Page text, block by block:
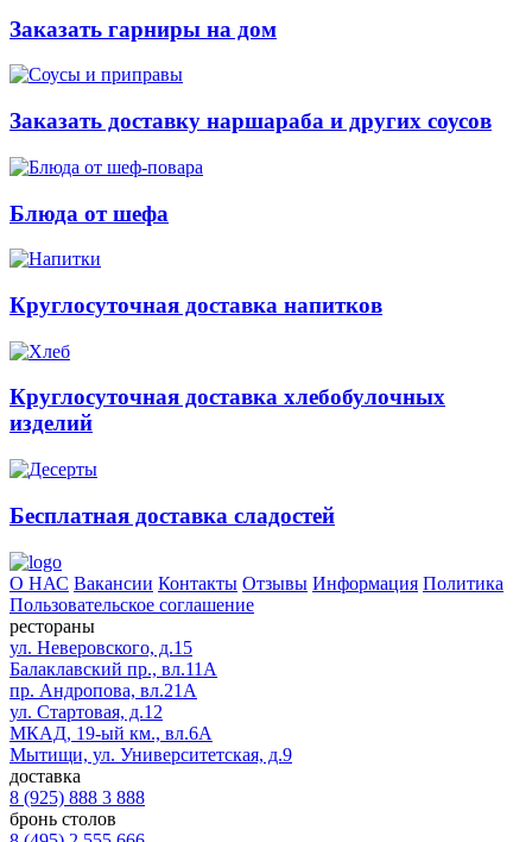
Заказать гарниры на дом
Заказать доставку наршараба и других соусов
Блюда от шефа
Круглосуточная доставка напитков
Круглосуточная доставка хлебобулочных
изделий
Бесплатная доставка сладостей
О НАС Вакансии Контакты Отзывы Информация Политика
Пользовательское соглашение
рестораны
ул. Неверовского, д.15
Балаклавский пр., вл.11А
пр. Андропова, вл.21А
ул. Стартовая, д.12
МКАД, 19-ый км., вл.6А
Мытищи, ул. Университетская, д.9
доставка
8 (925) 888 3 888
бронь столов